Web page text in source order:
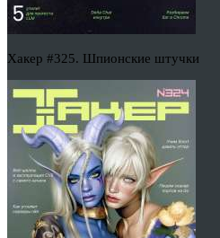
Хакер #325. Шпионские штучки